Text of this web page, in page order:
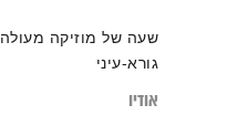
שעה של מוזיקה
גורא-עיני
אודיו